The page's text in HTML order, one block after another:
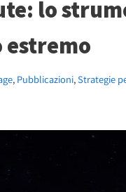
lo
estremo
, Pubblicazioni,Strategie